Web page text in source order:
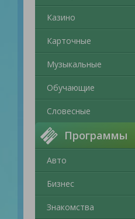
Казино
Карточные
Музыкальные
Обучающие
Словесные
Программы
Авто
Бизнес
Знакомства